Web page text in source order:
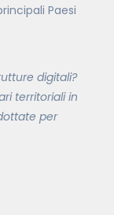
Paesi
digitali?
territoriali in
per